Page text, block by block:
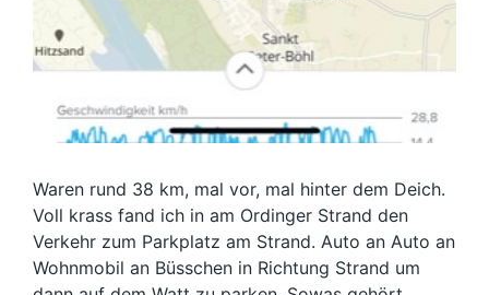
Waren rund 38 km, mal vor, mal hinter dem Deich.
Voll krass fand ich in am Ordinger Strand den
Verkehr zum Parkplatz am Strand. Auto an Auto an
Wohnmobil an Büsschen in Richtung Strand um